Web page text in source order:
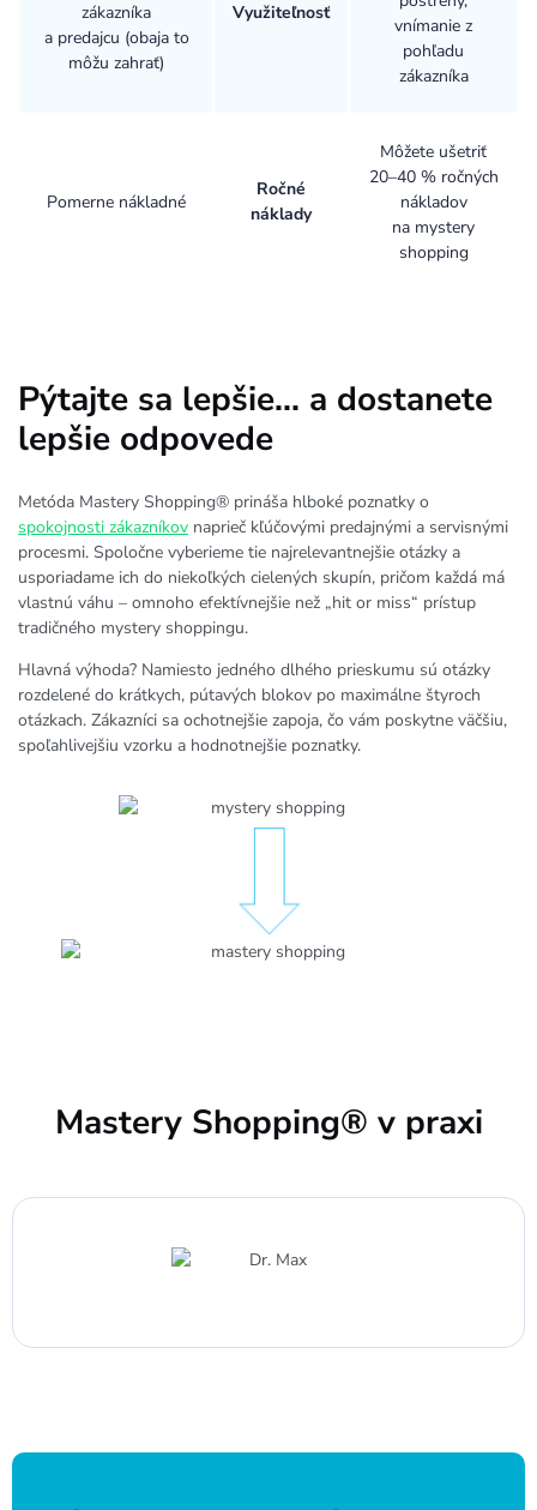
zákazníka
a predajcu (obaja to
môžu zahrať)
Využiteľnosť
vnímanie z
pohľadu
zákazníka
Pomerne nákladné
Ročné
náklady
Môžete ušetriť
20–40 % ročných
nákladov
na mystery
shopping
Pýtajte sa lepšie... a dostanete
lepšie odpovede
Metóda Mastery Shopping® prináša hlboké poznatky o
spokojnosti zákazníkov naprieč kľúčovými predajnými a servisnými
procesmi. Spoločne vyberieme tie najrelevantnejšie otázky a
usporiadame ich do niekoľkých cielených skupín, pričom každá má
vlastnú váhu – omnoho efektívnejšie než „hit or miss“ prístup
tradičného mystery shoppingu.
Hlavná výhoda? Namiesto jedného dlhého prieskumu sú otázky
rozdelené do krátkych, pútavých blokov po maximálne štyroch
otázkach. Zákazníci sa ochotnejšie zapoja, čo vám poskytne väčšiu,
spoľahlivejšiu vzorku a hodnotnejšie poznatky.
Mastery Shopping® v praxi